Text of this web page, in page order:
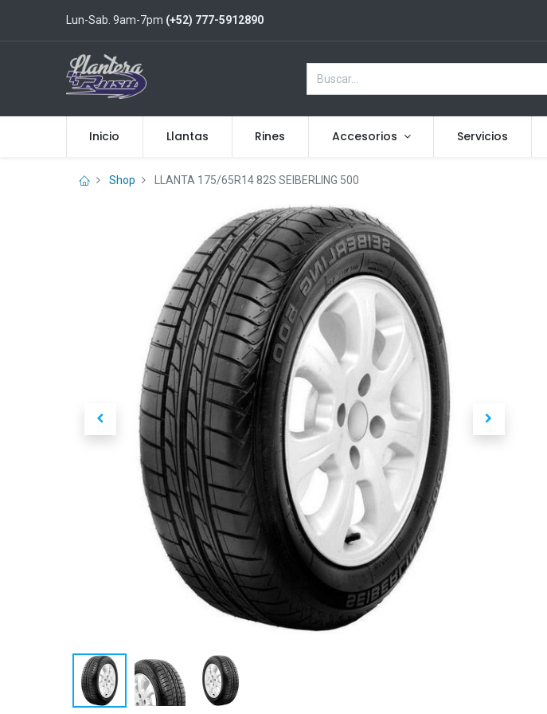
Lun-Sab. 9am-7pm (+52) 777-5912890
Inicio Llantas Rines Accesorios Servicios
Shop LLANTA 175/65R14 82S SEIBERLING 500